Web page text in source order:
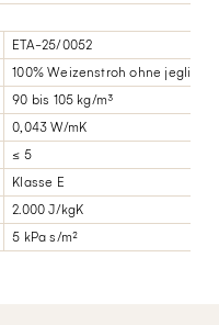
ETA-25/0052
100% Weizenstroh ohne jegliche
90 bis 105 kg/m³
0,043 W/mK
≤ 5
Klasse E
2.000 J/kgK
5 kPa s/m²